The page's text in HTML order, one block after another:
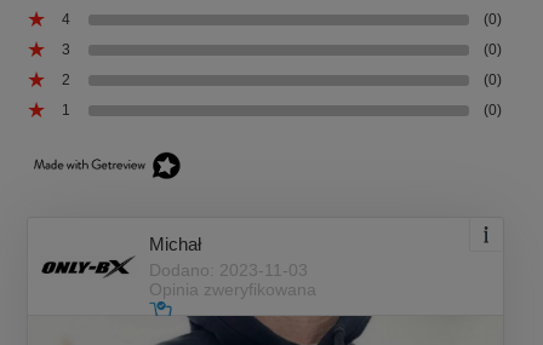
4
(0)
3
(0)
2
(0)
1
(0)
Michał
Dodano: 2023-11-03
Opinia zweryfikowana